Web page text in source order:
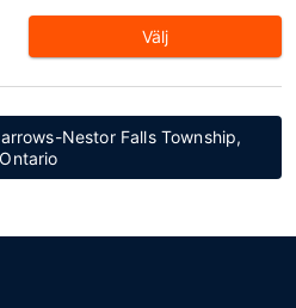
Välj
Nestor Falls Township,
Ontario